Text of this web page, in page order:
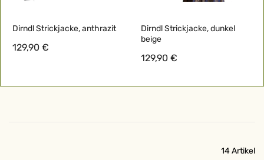
Dirndl Strickjacke, anthrazit
129,90 €
Dirndl Strickjacke, dunkel
beige
129,90 €
14Artikel